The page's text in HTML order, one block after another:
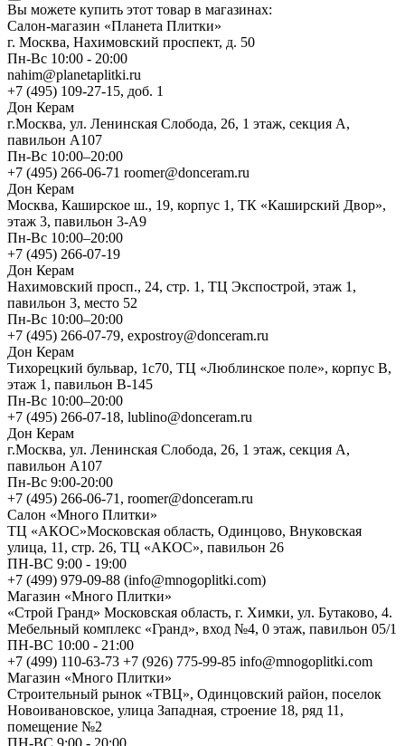
Вы можете купить этот товар в магазинах:
Салон-магазин «Планета Плитки»
г. Москва, Нахимовский проспект, д. 50
Пн-Вс 10:00 - 20:00
nahim@planetaplitki.ru
+7 (495) 109-27-15, доб. 1
Дон Керам
г.Москва, ул. Ленинская Слобода, 26, 1 этаж, секция А,
павильон А107
Пн-Вс 10:00–20:00
+7 (495) 266-06-71 roomer@donceram.ru
Дон Керам
Москва, Каширское ш., 19, корпус 1, ТК «Каширский Двор»,
этаж 3, павильон 3-А9
Пн-Вс 10:00–20:00
+7 (495) 266-07-19
Дон Керам
Нахимовский просп., 24, стр. 1, ТЦ Экспострой, этаж 1,
павильон 3, место 52
Пн-Вс 10:00–20:00
+7 (495) 266-07-79, expostroy@donceram.ru
Дон Керам
Тихорецкий бульвар, 1с70, ТЦ «Люблинское поле», корпус В,
этаж 1, павильон В-145
Пн-Вс 10:00–20:00
+7 (495) 266-07-18, lublino@donceram.ru
Дон Керам
г.Москва, ул. Ленинская Слобода, 26, 1 этаж, секция А,
павильон А107
Пн-Вс 9:00-20:00
+7 (495) 266-06-71, roomer@donceram.ru
Салон «Много Плитки»
ТЦ «АКОС»Московская область, Одинцово, Внуковская
улица, 11, стр. 26, ТЦ «АКОС», павильон 26
ПН-ВС 9:00 - 19:00
+7 (499) 979-09-88 (info@mnogoplitki.com)
Магазин «Много Плитки»
«Строй Гранд» Московская область, г. Химки, ул. Бутаково, 4.
Мебельный комплекс «Гранд», вход №4, 0 этаж, павильон 05/1
ПН-ВС 10:00 - 21:00
+7 (499) 110-63-73 +7 (926) 775-99-85 info@mnogoplitki.com
Магазин «Много Плитки»
Cтроительный рынок «ТВЦ», Одинцовский район, поселок
Новоивановское, улица Западная, строение 18, ряд 11,
помещение №2
ПН-ВС 9:00 - 20:00